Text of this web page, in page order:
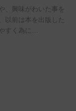
、興味がわいた事を
以前は本を出版した
すく為に…